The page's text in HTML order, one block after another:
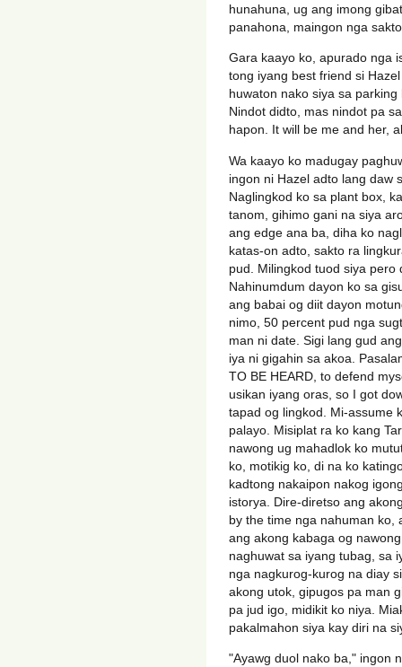
hunahuna, ug ang imong
panahona, maingon nga
Gara kaayo ko, apurado nga
tong iyang best friend si
huwaton nako siya sa
Nindot didto, mas nindot pa
hapon. It will be me and her,
Wa kaayo ko madugay
ingon ni Hazel adto lang daw
Naglingkod ko sa plant box,
tanom, gihimo gani na siya
ang edge ana ba, diha ko
katas-on adto, sakto ra
pud. Milingkod tuod siya
Nahinumdum dayon ko sa
ang babai og diit dayon
nimo, 50 percent pud nga
man ni date. Sigi lang gud
iya ni gigahin sa akoa.
TO BE HEARD, to defend
usikan iyang oras, so I got
tapad og lingkod. Mi-assume
palayo. Misiplat ra ko kang
nawong ug mahadlok ko
ko, motikig ko, di na ko
kadtong nakaipon nakog
istorya. Dire-diretso ang
by the time nga nahuman ko,
ang akong kabaga og
naghuwat sa iyang tubag, sa
nga nagkurog-kurog na diay
akong utok, gipugos pa man
pa jud igo, midikit ko niya.
pakalmahon siya kay diri na
"Ayawg duol nako ba," ingon